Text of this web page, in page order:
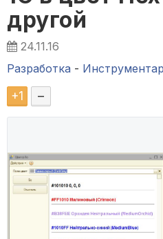
другой
24.11.16
Разработка -
+1 –